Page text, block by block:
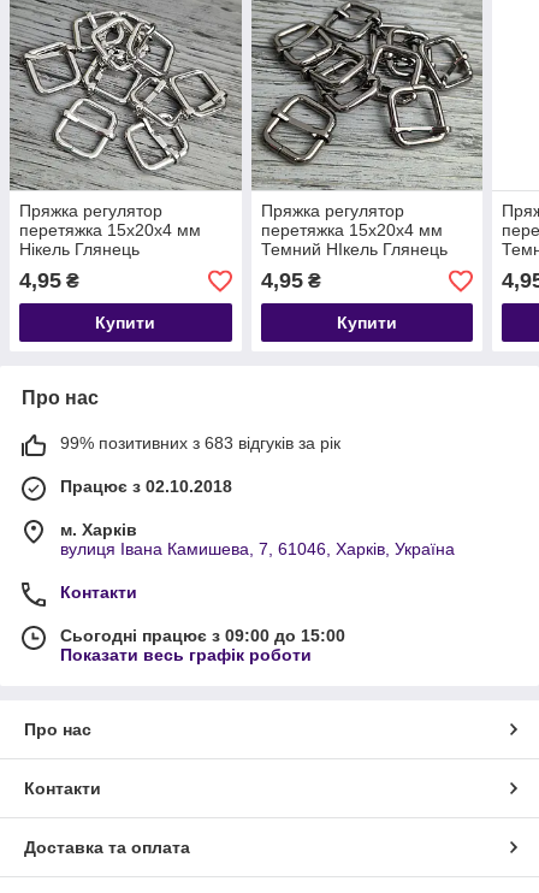
Пряжка регулятор
перетяжка 15х20х4 мм
Нікель Глянець
4,95 ₴
Купити
Пряжка регулятор
перетяжка 15х20х4 мм
Темний НІкель Глянець
4,95₴
Купити
Про нас
99% позитивних з 683 відгуків за рік
Працює з 02.10.2018
м. Харків
вулиця Івана Камишева, 7, 61046, Харків, Україна
Контакти
Сьогодні працює з 09:00 до 15:00
Показати весь графік роботи
Про нас
Контакти
Доставка та оплата